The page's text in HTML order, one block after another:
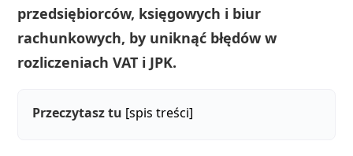
przedsiębiorców, księgowych i biur
rachunkowych, by uniknąć błędów w
rozliczeniach VAT i JPK.
Przeczytasz tu [spis treści]